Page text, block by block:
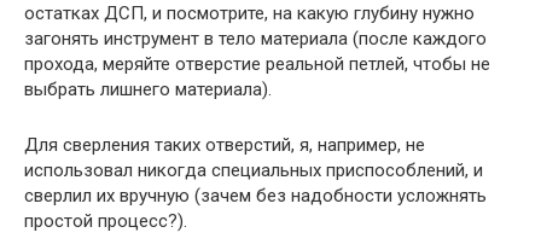
остатках ДСП, и посмотрите, на какую глубину нужно
загонять инструмент в тело материала (после каждого
прохода, меряйте отверстие реальной петлей, чтобы не
выбрать лишнего материала).
Для сверления таких отверстий, я, например, не
использовал никогда специальных приспособлений, и
сверлил их вручную (зачем без надобности усложнять
простой процесс?).